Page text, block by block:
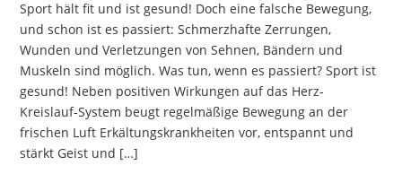
Sport hält fit und ist gesund! Doch eine falsche Bewegung,
und schon ist es passiert: Schmerzhafte Zerrungen,
Wunden und Verletzungen von Sehnen, Bändern und
Muskeln sind möglich. Was tun, wenn es passiert? Sport ist
gesund! Neben positiven Wirkungen auf das Herz-
Kreislauf-System beugt regelmäßige Bewegung an der
frischen Luft Erkältungskrankheiten vor, entspannt und
stärkt Geist und […]